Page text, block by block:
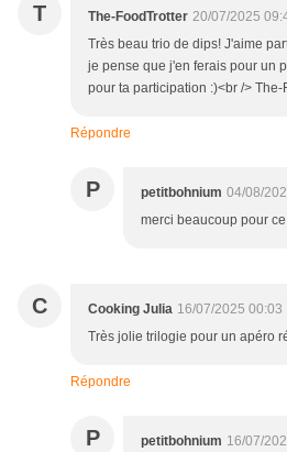
T The-FoodTrotter 20/07/2025
Très beau trio de dips! J'aime
je pense que j'en ferais pour un
pour ta participation :)<br /> The-
Répondre
P petitbohnium 04/08/
merci beaucoup pour
C Cooking Julia 16/07/2025 00:03
Très jolie trilogie pour un apéro
Répondre
P petitbohnium 16/07/